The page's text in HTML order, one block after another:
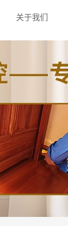
关于我们